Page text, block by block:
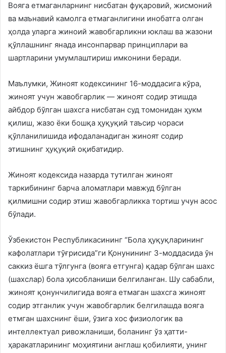
Вояга етмаганларнинг нисбатан фуқаровий, жисмоний
ва маънавий камолга етмаганлигини инобатга олган
ҳолда уларга жиноий жавобгарликни юклаш ва жазони
қўллашнинг янада инсонпарвар принциплари ва
шартларини умумлаштириш имконини беради.
Маълумки, Жиноят кодексининг 16-моддасига кўра,
жиноят учун жавобгарлик — жиноят содир этишда
айбдор бўлган шахсга нисбатан суд томонидан ҳукм
қилиш, жазо ёки бошқа ҳуқуқий таъсир чораси
қўлланилишида ифодаланадиган жиноят содир
этишнинг ҳуқуқий оқибатидир.
Жиноят кодексида назарда тутилган жиноят
таркибининг барча аломатлари мавжуд бўлган
қилмишни содир этиш жавобгарликка тортиш учун асос
бўлади.
Ўзбекистон Республикасининг “Бола ҳуқуқларининг
кафолатлари тўғрисида”ги Қонунининг 3-моддасида ўн
саккиз ёшга тўлгунга (вояга етгунга) қадар бўлган шахс
(шахслар) бола ҳисобланиши белгиланган. Шу сабабли,
жиноят қонунчилигида вояга етмаган шахсга жиноят
содир этганлик учун жавобгарлик белгилашда вояга
етмган шахснинг ёши, ўзига хос физиологик ва
интеллектуал ривожланиши, боланинг ўз ҳатти-
ҳаракатларининг моҳиятини англаш қобилияти, унинг